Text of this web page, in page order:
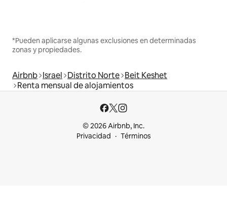
*Pueden aplicarse algunas exclusiones en determinadas
zonas y propiedades.
Airbnb Israel Distrito Norte Beit Keshet
Renta mensual de alojamientos
© 2026 Airbnb, Inc.
Privacidad
Términos